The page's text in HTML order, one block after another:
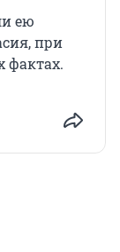
ею
при
фактах.